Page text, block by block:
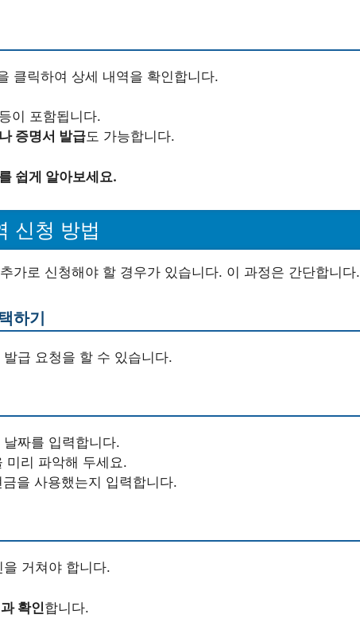
클릭하여 상세 내역을 확인합니다.
이 포함됩니다.
증명서 발급도 가능합니다.
쉽게 알아보세요.
신청 방법
가로 신청해야 할 경우가 있습니다. 이 과정은 간단합니다.
하기
급 요청을 할 수 있습니다.
짜를 입력합니다.
미리 파악해 두세요.
을 사용했는지 입력합니다.
거쳐야 합니다.
확인합니다.